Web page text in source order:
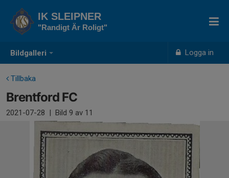
Bildgalleri Logga in
IK SLEIPNER
"Randigt Är Roligt"
Tillbaka
Brentford FC
2021-07-28 | Bild 9 av 11